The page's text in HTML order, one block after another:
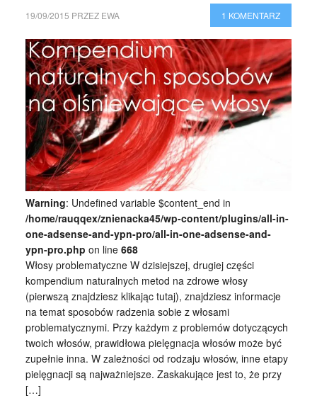
19/09/2015 PRZEZ EWA 1 KOMENTARZ
Warning: Undefined variable $content_end in
/home/rauqqex/znienacka45/wp-content/plugins/all-in-
one-adsense-and-ypn-pro/all-in-one-adsense-and-
ypn-pro.php on line 668
Włosy problematyczne W dzisiejszej, drugiej części
kompendium naturalnych metod na zdrowe włosy
(pierwszą znajdziesz klikając tutaj), znajdziesz informacje
na temat sposobów radzenia sobie z włosami
problematycznymi. Przy każdym z problemów dotyczących
twoich włosów, prawidłowa pielęgnacja włosów może być
zupełnie inna. W zależności od rodzaju włosów, inne etapy
pielęgnacji są najważniejsze. Zaskakujące jest to, że przy
[…]